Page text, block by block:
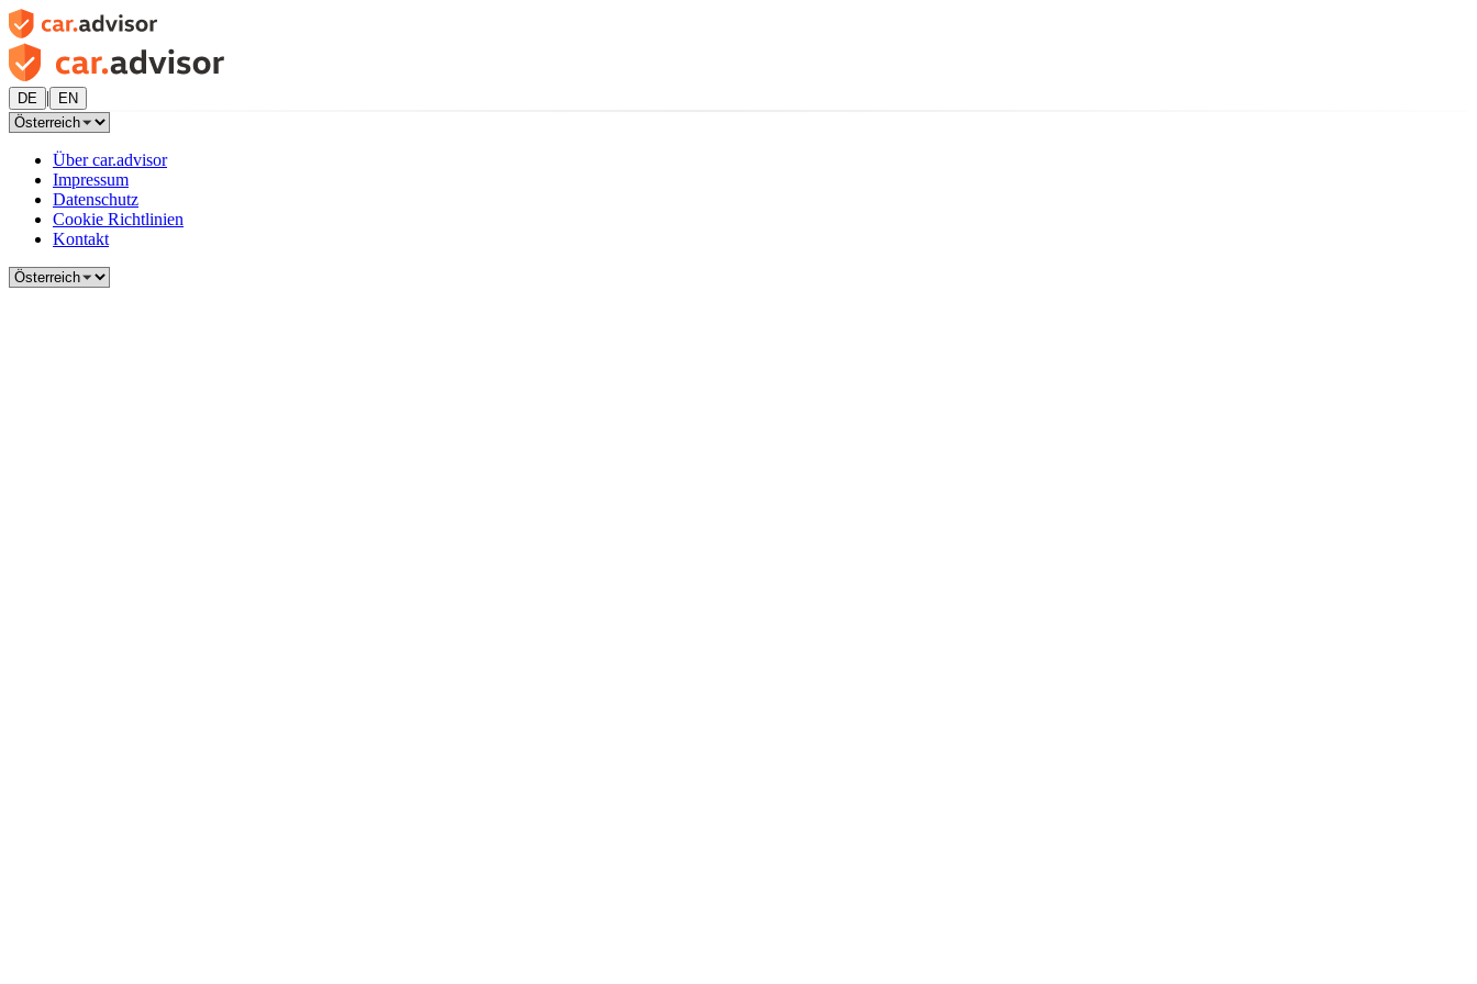
DE | EN
Über car.advisor
Impressum
Datenschutz
Cookie Richtlinien
Kontakt